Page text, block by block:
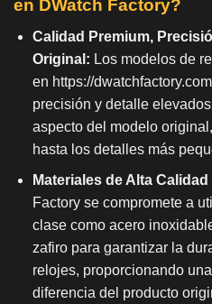
en DWatch Factory?
Calidad Premium,
Original: Los modelos de
en https://
precisión y detalle
aspecto del modelo
hasta los detalles más
Materiales de Alta
Factory se compromete a
clase como acero
zafiro para garantizar la
relojes, proporcionando
diferencia del producto